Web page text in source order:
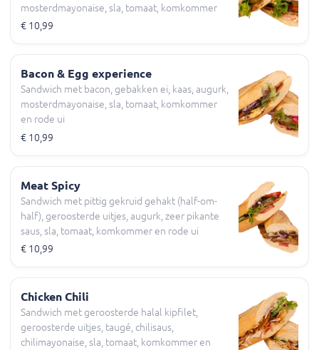
mosterdmayonaise, sla, tomaat, komkommer
en rode ui
€ 10,99
Bacon & Egg experience
Sandwich met bacon, gebakken ei, kaas, augurk,
mosterdmayonaise, sla, tomaat, komkommer
en rode ui
€ 10,99
Meat Spicy
Sandwich met pittig gekruid gehakt (half-om-
half), geroosterde uitjes, augurk, zeer pikante
saus, sla, tomaat, komkommer en rode ui
€ 10,99
Chicken Chili
Sandwich met geroosterde halal kipfilet,
geroosterde uitjes, taugé, chilisaus,
chilimayonaise, sla, tomaat, komkommer en